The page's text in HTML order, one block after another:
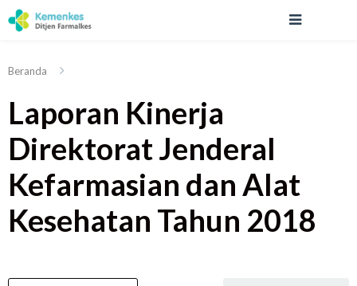
Beranda
Laporan Kinerja
Direktorat Jenderal
Kefarmasian dan Alat
Kesehatan Tahun 2018